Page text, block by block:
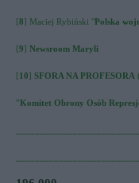
[8] Maciej Rybiński "Polska
[9] Newsroom Maryli
[10] SFORA NA PROFESORA
”Komitet Obrony Osób